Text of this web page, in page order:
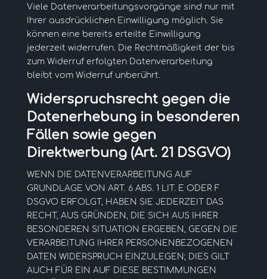
Viele Datenverarbeitungsvorgänge sind nur mit
Ihrer ausdrücklichen Einwilligung möglich. Sie
können eine bereits erteilte Einwilligung
jederzeit widerrufen. Die Rechtmäßigkeit der bis
zum Widerruf erfolgten Datenverarbeitung
bleibt vom Widerruf unberührt.
Widerspruchsrecht gegen die
Datenerhebung in besonderen
Fällen sowie gegen
Direktwerbung (Art. 21 DSGVO)
WENN DIE DATENVERARBEITUNG AUF
GRUNDLAGE VON ART. 6 ABS. 1 LIT. E ODER F
DSGVO ERFOLGT, HABEN SIE JEDERZEIT DAS
RECHT, AUS GRÜNDEN, DIE SICH AUS IHRER
BESONDEREN SITUATION ERGEBEN, GEGEN DIE
VERARBEITUNG IHRER PERSONENBEZOGENEN
DATEN WIDERSPRUCH EINZULEGEN; DIES GILT
AUCH FÜR EIN AUF DIESE BESTIMMUNGEN